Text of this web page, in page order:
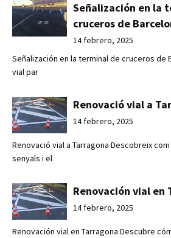
Señalización en la
cruceros de
14 febrero, 2025
Señalización en la terminal de cruceros de
vial par
Renovació vial a
14 febrero, 2025
Renovació vial a Tarragona Descobreix
senyals i el
Renovación vial en
14 febrero, 2025
Renovación vial en Tarragona Descubre